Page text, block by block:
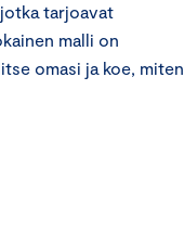
tarjoavat
malli on
omasi ja koe, miten